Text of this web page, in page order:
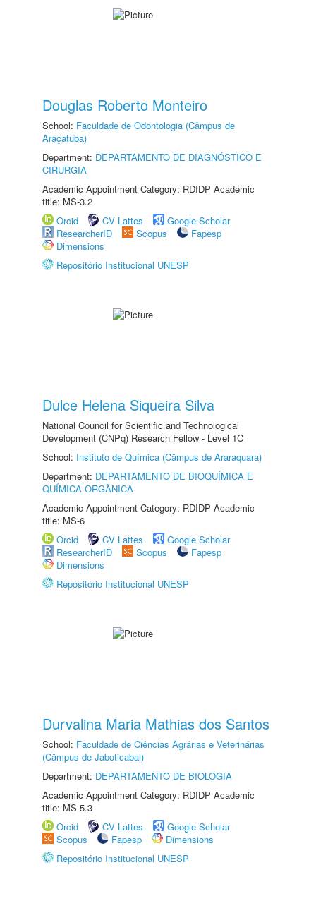
Douglas Roberto Monteiro
School: Faculdade de Odontologia (Câmpus de
Araçatuba)
Department: DEPARTAMENTO DE DIAGNÓSTICO E
CIRURGIA
Academic Appointment Category: RDIDP Academic
title: MS-3.2
Orcid
CV Lattes
Google Scholar
ResearcherID
Scopus
Fapesp
Dimensions
Repositório Institucional UNESP
Dulce Helena Siqueira Silva
National Council for Scientific and Technological
Development (CNPq) Research Fellow - Level 1C
School: Instituto de Química (Câmpus de Araraquara)
Department: DEPARTAMENTO DE BIOQUÍMICA E
QUÍMICA ORGÂNICA
Academic Appointment Category: RDIDP Academic
title: MS-6
Orcid
CV Lattes
Google Scholar
ResearcherID
Scopus
Fapesp
Dimensions
Repositório Institucional UNESP
Durvalina Maria Mathias dos Santos
School: Faculdade de Ciências Agrárias e Veterinárias
(Câmpus de Jaboticabal)
Department: DEPARTAMENTO DE BIOLOGIA
Academic Appointment Category: RDIDP Academic
title: MS-5.3
Orcid
CV Lattes
Google Scholar
Scopus
Fapesp
Dimensions
Repositório Institucional UNESP